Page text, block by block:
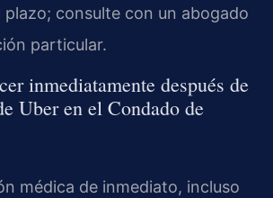
plazo; consulte con un abogado
particular.
inmediatamente después de
Uber en el Condado de
médica de inmediato, incluso